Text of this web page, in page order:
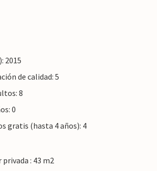
no será diferente a reservar
2015
de calidad: 5
8
0
gratis (hasta 4 años): 4
: 43 m2